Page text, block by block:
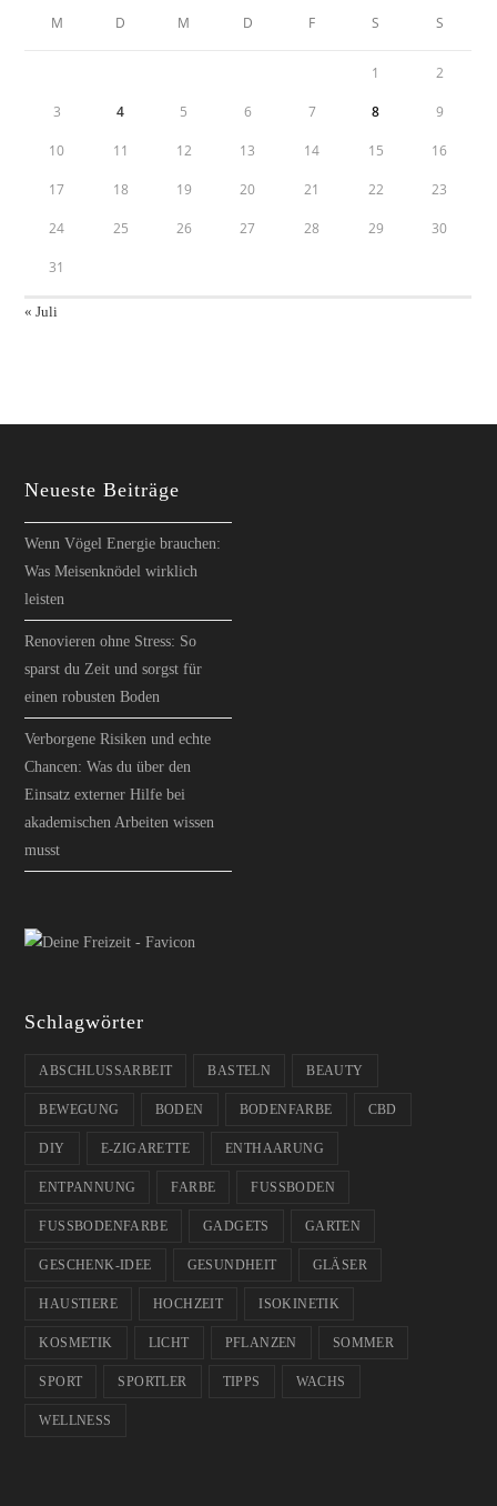
M D M D F S S
1 2
3 4 5 6 7 8 9
10 11 12 13 14 15 16
17 18 19 20 21 22 23
24 25 26 27 28 29 30
31
« Juli
Neueste Beiträge
Wenn Vögel Energie brauchen:
Was Meisenknödel wirklich
leisten
Renovieren ohne Stress: So
sparst du Zeit und sorgst für
einen robusten Boden
Verborgene Risiken und echte
Chancen: Was du über den
Einsatz externer Hilfe bei
akademischen Arbeiten wissen
musst
Schlagwörter
ABSCHLUSSARBEIT BASTELN BEAUTY
BEWEGUNG BODEN BODENFARBE CBD
DIY E-ZIGARETTE ENTHAARUNG
ENTPANNUNG FARBE FUSSBODEN
FUSSBODENFARBE GADGETS GARTEN
GESCHENK-IDEE GESUNDHEIT GLÄSER
HAUSTIERE HOCHZEIT ISOKINETIK
KOSMETIK LICHT PFLANZEN SOMMER
SPORT SPORTLER TIPPS WACHS
WELLNESS